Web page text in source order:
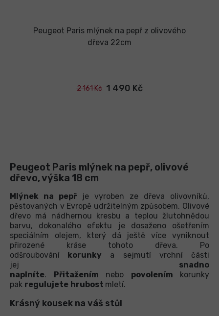
Peugeot Paris mlýnek na pepř z olivového
dřeva 22cm
2 161 Kč 1 490 Kč
Peugeot Paris mlýnek na pepř, olivové
dřevo, výška 18 cm
Mlýnek na pepř je vyroben ze dřeva olivovníků,
pěstovaných v Evropě udržitelným způsobem. Olivové
dřevo má nádhernou kresbu a teplou žlutohnědou
barvu, dokonalého efektu je dosaženo ošetřením
speciálním olejem, který dá ještě více vyniknout
přirozené kráse tohoto dřeva. Po
odšroubování korunky
a sejmutí vrchní části
jej snadno
naplníte. Přitažením nebo povolením
korunky
pak regulujete hrubost mletí.
Krásný kousek na váš stůl